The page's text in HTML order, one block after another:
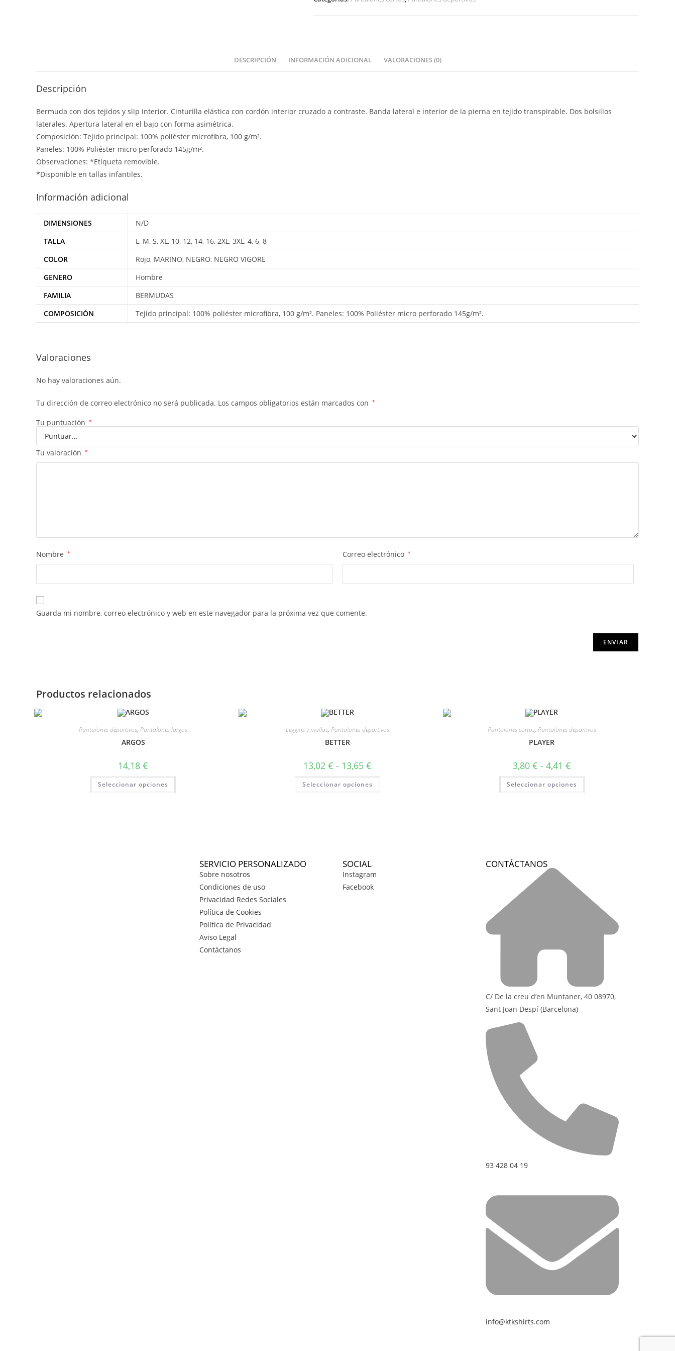
DESCRIPCIÓN INFORMACIÓN ADICIONAL VALORACIONES (0)
Descripción
Bermuda con dos tejidos y slip interior. Cinturilla elástica con cordón interior cruzado a contraste. Banda lateral e interior de la pierna en tejido transpirable. Dos bolsillos
laterales. Apertura lateral en el bajo con forma asimétrica.
Composición: Tejido principal: 100% poliéster microfibra, 100 g/m².
Paneles: 100% Poliéster micro perforado 145g/m².
Observaciones: *Etiqueta removible.
*Disponible en tallas infantiles.
Información adicional
DIMENSIONES
N/D
TALLA
L, M, S, XL, 10, 12, 14, 16, 2XL, 3XL, 4, 6, 8
COLOR
Rojo, MARINO, NEGRO, NEGRO VIGORE
GENERO
Hombre
FAMILIA
BERMUDAS
COMPOSICIÓN
Tejido principal: 100% poliéster microfibra, 100 g/m². Paneles: 100% Poliéster micro perforado 145g/m².
Valoraciones
No hay valoraciones aún.
Tu dirección de correo electrónico no será publicada. Los campos obligatorios están marcados con *
Tu puntuación *
Tu valoración *
Nombre * Correo electrónico *
Guarda mi nombre, correo electrónico y web en este navegador para la próxima vez que comente.
Productos relacionados
Pantalones deportivos,Pantalones largos
ARGOS
14,18€
Seleccionar opciones
Leggins y mallas, Pantalones deportivos
BETTER
13,02 € - 13,65 €
Seleccionar opciones
Pantalones cortos, Pantalones deportivos
PLAYER
3,80 € - 4,41 €
Seleccionar opciones
SERVICIO PERSONALIZADO
Sobre nosotros
Condiciones de uso
Privacidad Redes Sociales
Política de Cookies
Política de Privacidad
Aviso Legal
Contáctanos
SOCIAL
Instagram
Facebook
CONTÁCTANOS
C/ De la creu d’en Muntaner, 40 08970,
Sant Joan Despí (Barcelona)
93 428 04 19
info@ktkshirts.com